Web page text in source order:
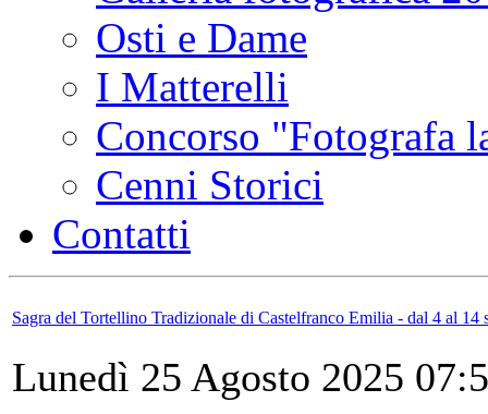
Osti e Dame
I Matterelli
Concorso "Fotografa
Cenni Storici
Contatti
Sagra del Tortellino Tradizionale di Castelfranco Emilia - dal 4 al 14
Lunedì 25 Agosto 2025